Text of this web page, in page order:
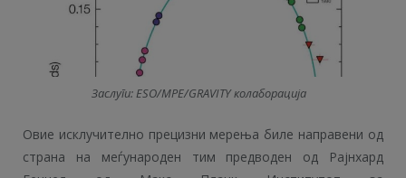
Заслуги: ESO/MPE/GRAVITY колаборација
Овие исклучително прецизни мерења биле направени од
страна на меѓународен тим предводен од Рајнхард